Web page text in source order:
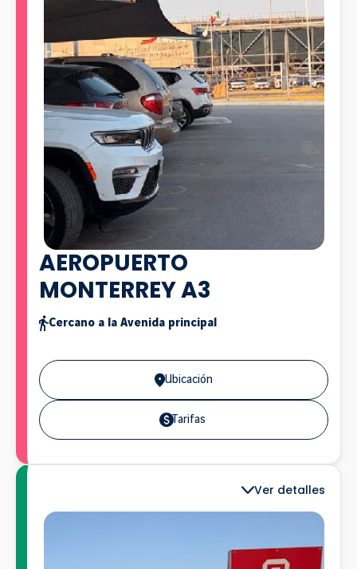
AEROPUERTO
MONTERREY A3
Cercano a la Avenida principal
Ubicación
Tarifas
Ver detalles